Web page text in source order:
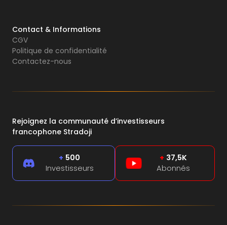
Contact & Informations
CGV
Politique de confidentialité
Contactez-nous
Rejoignez la communauté d’investisseurs
francophone Stradoji
+ 500
Investisseurs
+ 37,5K
Abonnés